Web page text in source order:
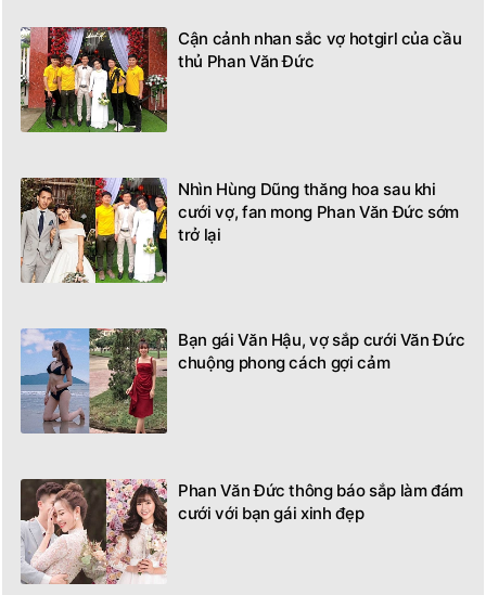
Cận cảnh nhan sắc vợ hotgirl của cầu
thủ Phan Văn Đức
Nhìn Hùng Dũng thăng hoa sau khi
cưới vợ, fan mong Phan Văn Đức sớm
trở lại
Bạn gái Văn Hậu, vợ sắp cưới Văn Đức
chuộng phong cách gợi cảm
Phan Văn Đức thông báo sắp làm đám
cưới với bạn gái xinh đẹp